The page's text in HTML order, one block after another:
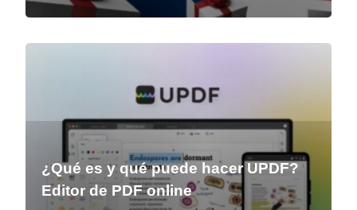
¿Qué es y qué puede hacer UPDF?
Editor de PDF online